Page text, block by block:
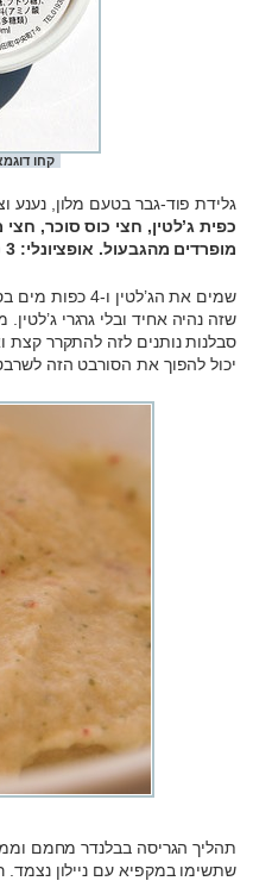
קחו
גלידת פוד-גבר בטעם מלון,
מופרדים מהגבעול. אופציונלי: 3 כפות שמנת 38%.
שזה נהיה אחיד ובלי גרגרי
סבלנות נותנים לזה להתקרר קצת
יכול להפוך את הסורבט הזה לשרבט על ידי כך
תהליך הגריסה בבלנדר מחמם
שתשימו במקפיא עם ניילון